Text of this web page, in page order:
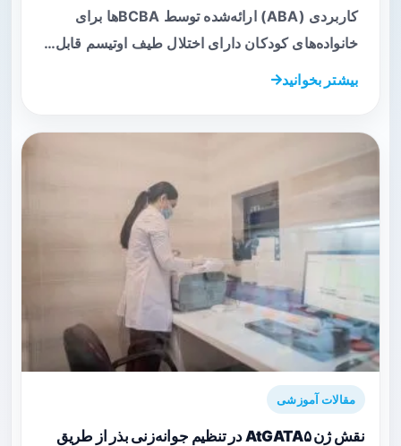
کاربردی (ABA) ارائه‌شده توسط BCBAها برای
خانواده‌های کودکان دارای اختلال طیف اوتیسم قابل…
بیشتر بخوانید
مقالات آموزشی
نقش ژن AtGATA۵ در تنظیم جوانه‌زنی بذر از طریق